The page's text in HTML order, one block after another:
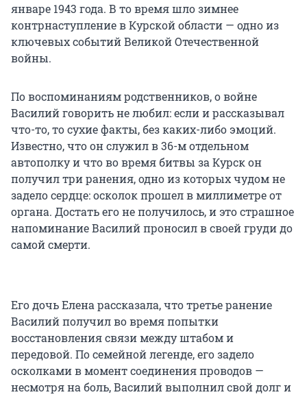
январе 1943 года. В то время шло зимнее
контрнаступление в Курской области — одно из
ключевых событий Великой Отечественной
войны.
По воспоминаниям родственников, о войне
Василий говорить не любил: если и рассказывал
что-то, то сухие факты, без каких-либо эмоций.
Известно, что он служил в 36-м отдельном
автополку и что во время битвы за Курск он
получил три ранения, одно из которых чудом не
задело сердце: осколок прошел в миллиметре от
органа. Достать его не получилось, и это страшное
напоминание Василий проносил в своей груди до
самой смерти.
Его дочь Елена рассказала, что третье ранение
Василий получил во время попытки
восстановления связи между штабом и
передовой. По семейной легенде, его задело
осколками в момент соединения проводов —
несмотря на боль, Василий выполнил свой долг и